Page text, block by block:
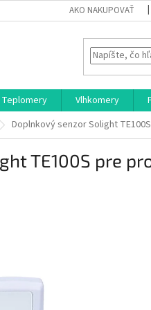
AKO NAKUPOVAŤ
Teplomery Vlhkomery
Doplnkový senzor Solight
TE100S pre